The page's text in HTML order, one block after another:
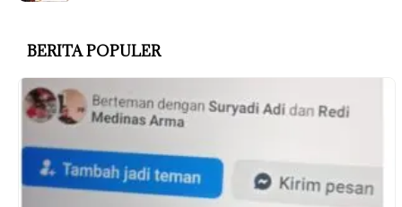
BERITA POPULER